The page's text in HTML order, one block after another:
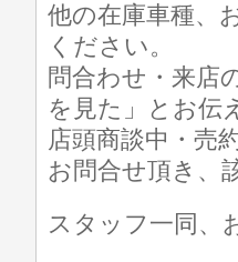
他の在庫車種、
ください。
問合わせ・来店
を見た」とお伝
店頭商談中・売
お問合せ頂き、
スタッフ一同、